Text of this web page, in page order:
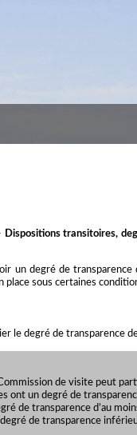
transitoires,
un degré de
sous certaines
le degré de transparence
de visite peut
un degré de
de transparence d’au
de transparence